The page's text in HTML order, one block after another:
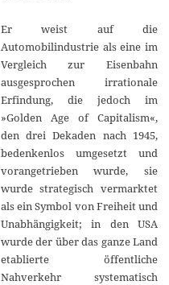
Er weist auf die
Automobilindustrie als eine im
Vergleich zur Eisenbahn
ausgesprochen irrationale
Erfindung, die jedoch im
»Golden Age of Capitalism«,
den drei Dekaden nach 1945,
bedenkenlos umgesetzt und
vorangetrieben wurde, sie
wurde strategisch vermarktet
als ein Symbol von Freiheit und
Unabhängigkeit; in den USA
wurde der über das ganze Land
etablierte öffentliche
Nahverkehr systematisch